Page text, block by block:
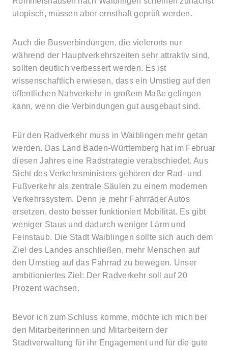
utopisch, müssen aber ernsthaft geprüft werden.
Auch die Busverbindungen, die vielerorts nur
während der Hauptverkehrszeiten sehr attraktiv sind,
sollten deutlich verbessert werden. Es ist
wissenschaftlich erwiesen, dass ein Umstieg auf den
öffentlichen Nahverkehr in großem Maße gelingen
kann, wenn die Verbindungen gut ausgebaut sind.
Für den Radverkehr muss in Waiblingen mehr getan
werden. Das Land Baden-Württemberg hat im Februar
diesen Jahres eine Radstrategie verabschiedet. Aus
Sicht des Verkehrsministers gehören der Rad- und
Fußverkehr als zentrale Säulen zu einem modernen
Verkehrssystem. Denn je mehr Fahrräder Autos
ersetzen, desto besser funktioniert Mobilität. Es gibt
weniger Staus und dadurch weniger Lärm und
Feinstaub. Die Stadt Waiblingen sollte sich auch dem
Ziel des Landes anschließen, mehr Menschen auf
den Umstieg auf das Fahrrad zu bewegen. Unser
ambitioniertes Ziel: Der Radverkehr soll auf 20
Prozent wachsen.
Bevor ich zum Schluss komme, möchte ich mich bei
den Mitarbeiterinnen und Mitarbeitern der
Stadtverwaltung für ihr Engagement und für die gute